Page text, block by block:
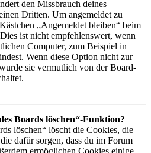
den Missbrauch deines
Dritten. Um angemeldet zu
„Angemeldet bleiben“ beim
ist nicht empfehlenswert, wenn
Computer, zum Beispiel in
Wenn diese Option nicht zur
sie vermutlich von der Board-
Boards löschen“-Funktion?
löschen“ löscht die Cookies, die
dafür sorgen, dass du im Forum
ermöglichen Cookies einige